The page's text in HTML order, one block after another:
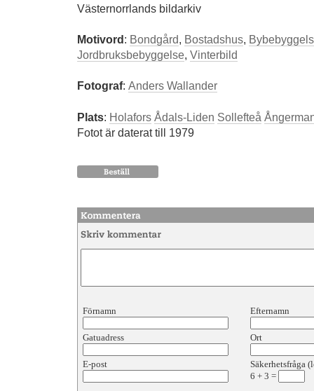
Västernorrlands bildarkiv
Motivord: Bondgård, Bostadshus,
Jordbruksbebyggelse, Vinterbild
Fotograf: Anders Wallander
Plats: Holafors Ådals-Liden Sollefteå
Fotot är daterat till 1979
Förnamn Efternamn
Gatuadress Ort
E-post
Säkerhetsfråga
6 + 3 =